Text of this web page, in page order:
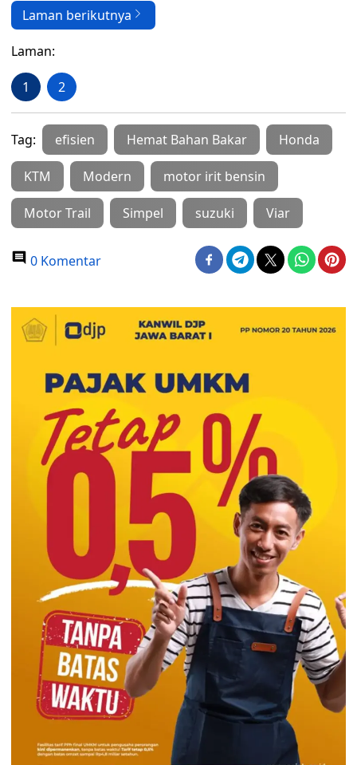
Laman berikutnya
Laman:
1 2
Tag: efisien Hemat Bahan Bakar Honda
KTM Modern motor irit bensin
Motor Trail Simpel suzuki Viar
0 Komentar